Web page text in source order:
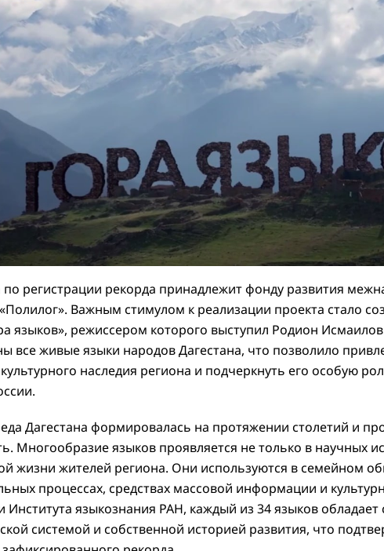
регистрации рекорда принадлежит фонду развития
Важным стимулом к реализации проекта стало
языков», режиссером которого выступил Родион
все живые языки народов Дагестана, что позволило
наследия региона и подчеркнуть его особую
Дагестана формировалась на протяжении столетий и
Многообразие языков проявляется не только в научных
жизни жителей региона. Они используются в семейном
процессах, средствах массовой информации и
языкознания РАН, каждый из 34 языков обладает
системой и собственной историей развития, что